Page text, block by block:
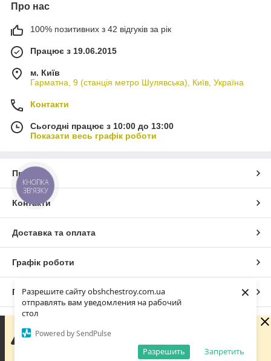
Разрешите сайту obshchestroy.com.ua
отправлять вам уведомления на рабочий
стол
Powered by SendPulse
Запретить
Разрешить
×
Про нас
100% позитивних з 42 відгуків за рік
Працює з 19.06.2015
м. Київ
Гарматна, 9 (станція метро Шулявська), Київ, Україна
Контакти
Сьогодні працює з 10:00 до 13:00
Показати весь графік роботи
Про нас
Контакти
Доставка та оплата
Графік роботи
Повна версія сайту
замовлення та повідомлення, оскільки за її графіком
роботи сьогодні вихідний. Вашу заявку буде оброблено
КНОПКА
ЗВ'ЯЗКУ